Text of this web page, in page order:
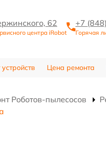
62
центра iRobot
+7
Горячая
Цена ремонта
Роботов-пылесосов